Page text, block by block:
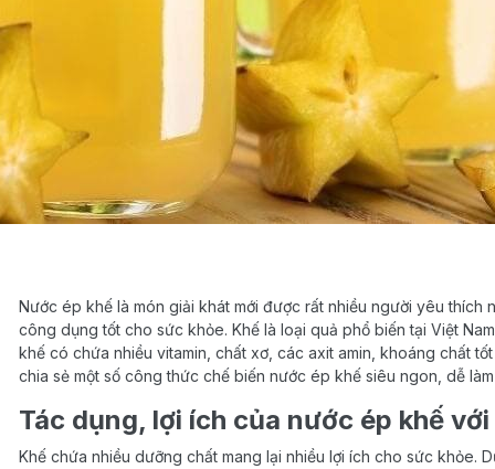
Nước ép khế là món giải khát mới được rất nhiều người yêu thích
công dụng tốt cho sức khỏe. Khế là loại quả phổ biến tại Việt
khế có chứa nhiều vitamin, chất xơ, các axit amin, khoáng chất
chia sẻ một số công thức chế biến nước ép khế siêu ngon, dễ
Tác dụng, lợi ích của nước ép khế
Khế chứa nhiều dưỡng chất mang lại nhiều lợi ích cho sức khỏe.